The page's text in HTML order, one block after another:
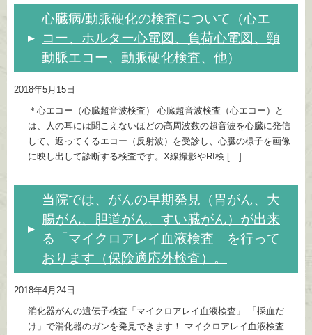
心臓病/動脈硬化の検査について（心エ
コー、ホルター心電図、負荷心電図、頸
動脈エコー、動脈硬化検査、他）
2018年5月15日
＊心エコー（心臓超音波検査） 心臓超音波検査（心エコー）と
は、人の耳には聞こえないほどの高周波数の超音波を心臓に発信
して、返ってくるエコー（反射波）を受診し、心臓の様子を画像
に映し出して診断する検査です。X線撮影やRI検 […]
当院では、がんの早期発見（胃がん、大
腸がん、胆道がん、すい臓がん）が出来
る「マイクロアレイ血液検査」を行って
おります（保険適応外検査）。
2018年4月24日
消化器がんの遺伝子検査「マイクロアレイ血液検査」 「採血だ
け」で消化器のガンを発見できます！ マイクロアレイ血液検査